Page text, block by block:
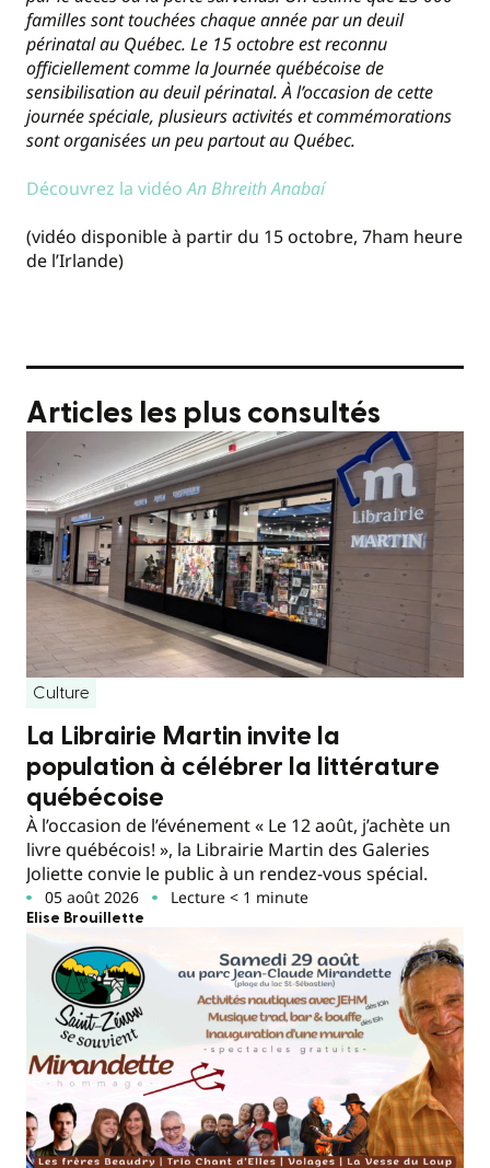
familles sont touchées chaque année par un deuil
périnatal au Québec. Le 15 octobre est reconnu
officiellement comme la Journée québécoise de
sensibilisation au deuil périnatal.À l’occasion de cette
journée spéciale, plusieurs activités et commémorations
sont organisées un peu partout au Québec.
Découvrez la vidéoAn Bhreith Anabaí
(vidéo disponible à partir du 15 octobre, 7ham heure
de l’Irlande)
Articles les plus consultés
Culture
La Librairie Martin invite la
population à célébrer la littérature
québécoise
À l’occasion de l’événement « Le 12 août, j’achète un
livre québécois! », la Librairie Martin des Galeries
Joliette convie le public à un rendez-vous spécial.
05 août 2026 Lecture < 1 minute
Elise Brouillette